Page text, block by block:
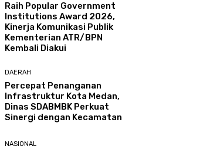
Raih Popular Government
Institutions Award 2026,
Kinerja Komunikasi Publik
Kementerian ATR/BPN
Kembali Diakui
DAERAH
Percepat Penanganan
Infrastruktur Kota Medan,
Dinas SDABMBK Perkuat
Sinergi dengan Kecamatan
NASIONAL